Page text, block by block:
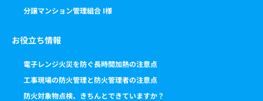
分譲マンション管理組合 I様
お役立ち情報
電子レンジ火災を防ぐ長時間加熱の注意点
工事現場の防火管理と防火管理者の注意点
防火対象物点検、きちんとできていますか？